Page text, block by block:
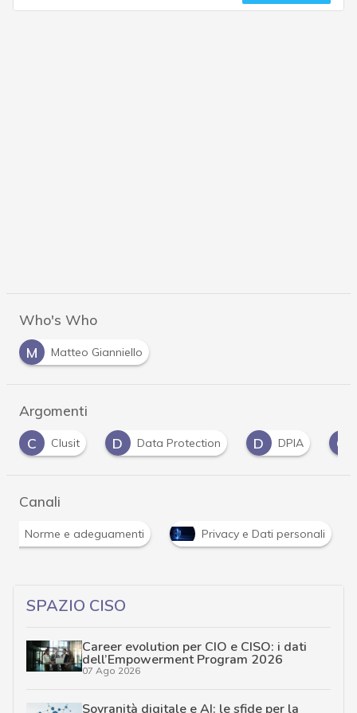
Who's Who
M
Matteo Gianniello
Argomenti
D
Data Protection D DPIA G Gdpr G
Canali
Norme e adeguamenti Privacy e Dati personali
SPAZIO CISO
Career evolution per CIO e CISO: i dati
dell’Empowerment Program 2026
07 Ago 2026
Sovranità digitale e AI: le sfide per la